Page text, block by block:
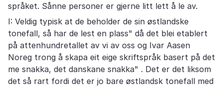
språket. Sånne personer er gjerne litt lett å le av.
I: Veldig typisk at de beholder de sin østlandske
tonefall, så har de lest en plass" då det blei etablert
på attenhundretallet av vi av oss og Ivar Aasen
Noreg trong å skapa eit eige skriftspråk basert på det
me snakka, det danskane snakka" . Det er det liksom
det så rart fordi det er jo bare østlandsk tonefall med